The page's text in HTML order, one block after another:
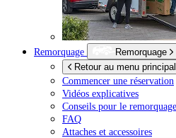
Remorquage
Remorquage
Retour au menu principal
Commencer une réservation
Vidéos explicatives
Conseils pour le remorquage
FAQ
Attaches et accessoires